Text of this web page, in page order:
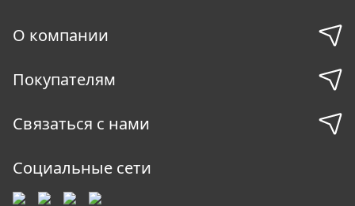
О компании
Покупателям
Связаться с нами
Социальные сети